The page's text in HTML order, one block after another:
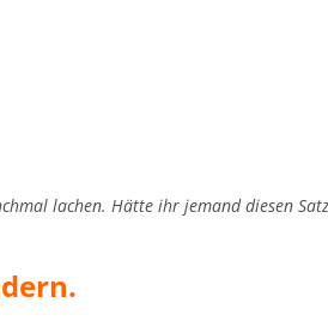
lachen. Hätte ihr jemand diesen